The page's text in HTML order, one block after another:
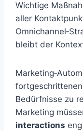
Wichtige
aller
bleibt der
fortgeschrittenen
Bedürfnisse zu
Marketing
interactions